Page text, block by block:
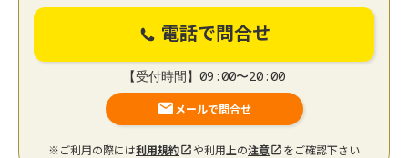
電話で問合せ
【受付時間】09:00〜20:00
メールで問合せ
※ご利用の際には利用規約 や利用上の注意 をご確認下さい